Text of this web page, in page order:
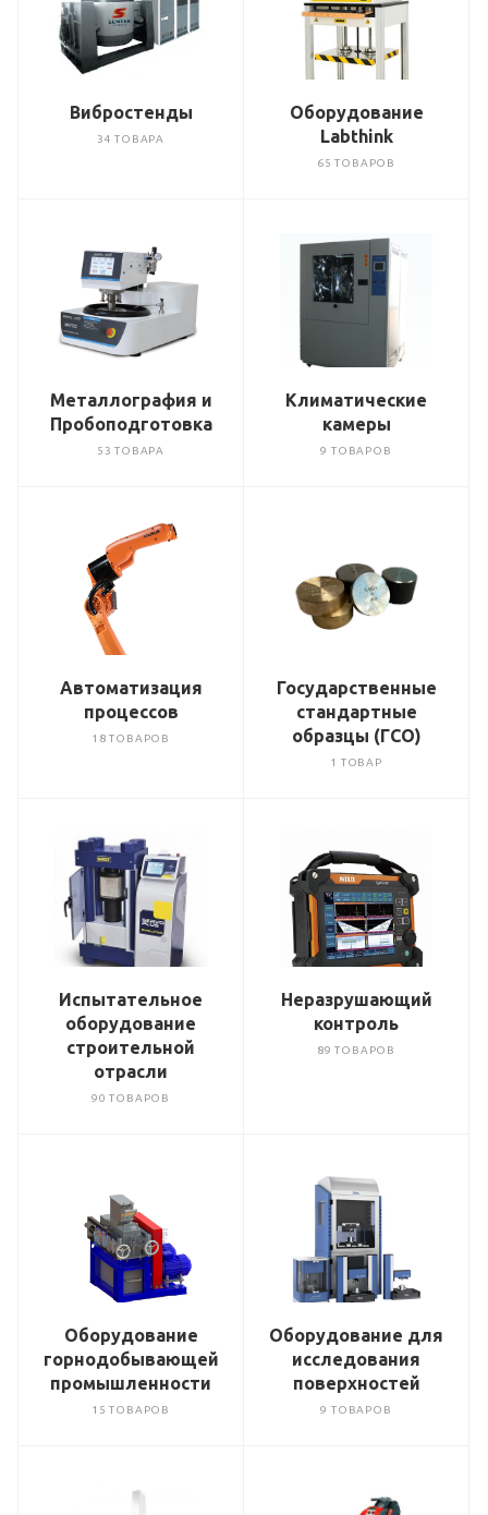
Вибростенды
34 ТОВАРА
Оборудование
Labthink
65 ТОВАРОВ
Металлография и
Пробоподготовка
53 ТОВАРА
Климатические
камеры
9 ТОВАРОВ
Автоматизация
процессов
18 ТОВАРОВ
Государственные
стандартные
образцы (ГСО)
1 ТОВАР
Испытательное
оборудование
строительной
отрасли
90 ТОВАРОВ
Неразрушающий
контроль
89 ТОВАРОВ
Оборудование
горнодобывающей
промышленности
15 ТОВАРОВ
Оборудование для
исследования
поверхностей
9 ТОВАРОВ